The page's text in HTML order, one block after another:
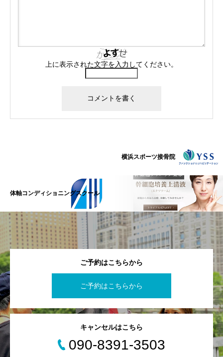
上に表示された文字を入力してください。
横浜スポーツ接骨院
体軸コンディショニングスクール
ご予約はこちらから
ご予約はこちらから
キャンセルはこちら
090-8391-3503